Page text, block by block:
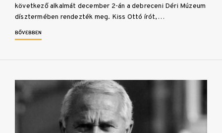
következő alkalmát december 2-án a debreceni Déri Múzeum
dísztermében rendezték meg. Kiss Ottó írót,…
BŐVEBBEN